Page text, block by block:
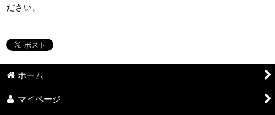
ださい。
ホーム
マイページ